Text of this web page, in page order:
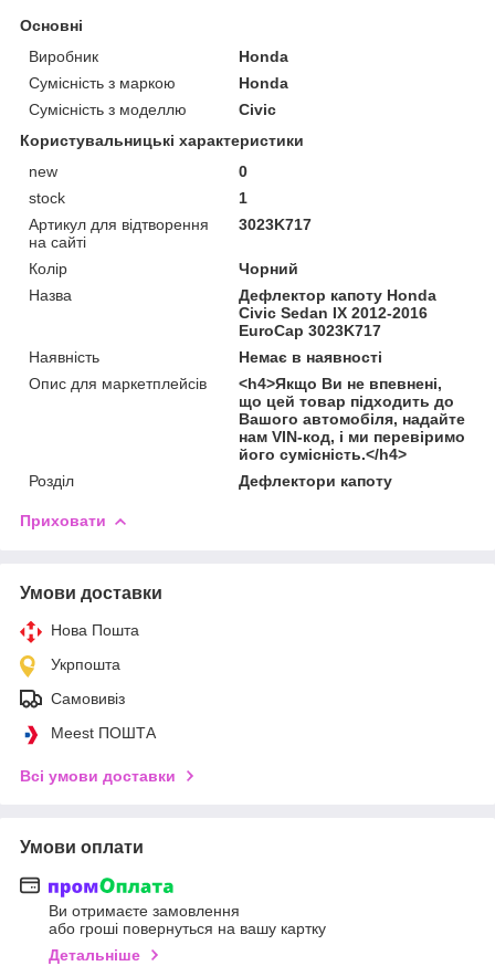
Основні
Виробник
Honda
Сумісність з маркою
Honda
Сумісність з моделлю
Civic
Користувальницькі характеристики
new
0
stock
1
Артикул для відтворення
на сайті
3023K717
Колір
Чорний
Назва
Дефлектор капоту Honda
Civic Sedan IX 2012-2016
EuroCap 3023K717
Наявність
Немає в наявності
Опис для маркетплейсів
<h4>Якщо Ви не впевнені,
що цей товар підходить до
Вашого автомобіля, надайте
нам VIN-код, і ми перевіримо
його сумісність.</h4>
Розділ
Дефлектори капоту
Приховати
Умови доставки
Нова Пошта
Укрпошта
Самовивіз
Meest ПОШТА
Всі умови доставки
Умови оплати
Ви отримаєте замовлення
або гроші повернуться на вашу картку
Детальніше